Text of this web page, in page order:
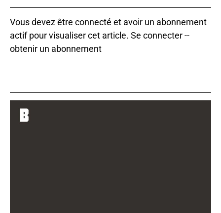
Vous devez être connecté et avoir un abonnement
actif pour visualiser cet article. Se connecter--
obtenir un abonnement